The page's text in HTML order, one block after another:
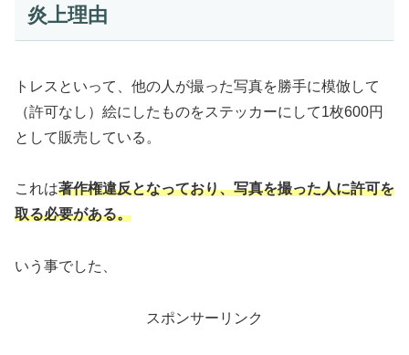
炎上理由
トレスといって、他の人が撮った写真を勝手に模倣して
（許可なし）絵にしたものをステッカーにして1枚600円
として販売している。
これは著作権違反となっており、写真を撮った人に許可を
取る必要がある。
いう事でした、
スポンサーリンク